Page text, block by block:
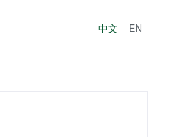
中文 EN